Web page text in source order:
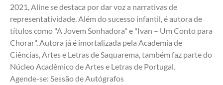
2021, Aline se destaca por dar voz a narrativas de
representatividade. Além do sucesso infantil, é autora de
títulos como "A Jovem Sonhadora" e "Ivan – Um Conto para
Chorar". Autora já é imortalizada pela Academia de
Ciências, Artes e Letras de Saquarema, também faz parte do
Núcleo Acadêmico de Artes e Letras de Portugal.
Agende-se: Sessão de Autógrafos